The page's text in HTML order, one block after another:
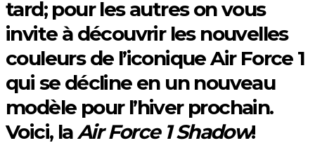
tard; pour les autres on vous
invite à découvrir les nouvelles
couleurs de l’iconique Air Force 1
qui se décline en un nouveau
modèle pour l’hiver prochain.
Voici, laAir Force 1 Shadow!